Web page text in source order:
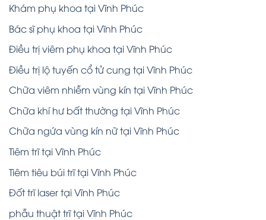
Khám phụ khoa tại Vĩnh Phúc
Bác sĩ phụ khoa tại Vĩnh Phúc
Điều trị viêm phụ khoa tại Vĩnh Phúc
Điều trị lộ tuyến cổ tử cung tại Vĩnh Phúc
Chữa viêm nhiễm vùng kín tại Vĩnh Phúc
Chữa khí hư bất thường tại Vĩnh Phúc
Chữa ngứa vùng kín nữ tại Vĩnh Phúc
Tiêm trĩ tại Vĩnh Phúc
Tiêm tiêu búi trĩ tại Vĩnh Phúc
Đốt trĩ laser tại Vĩnh Phúc
phẫu thuật trĩ tại Vĩnh Phúc